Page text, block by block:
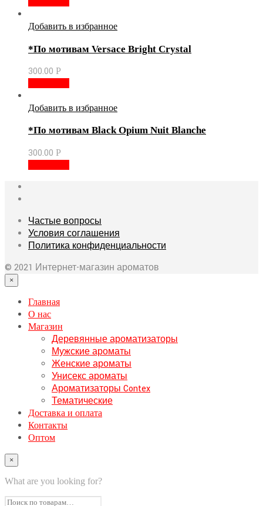
Добавить в избранное
*По мотивам Versace Bright Crystal
300.00 Р
Добавить в избранное
*По мотивам Black Opium Nuit Blanche
300.00 Р
Частые вопросы
Условия соглашения
Политика конфиденциальности
© 2021 Интернет-магазин ароматов
×
Главная
О нас
Магазин
Деревянные ароматизаторы
Мужские ароматы
Женские ароматы
Унисекс ароматы
Ароматизаторы Contex
Тематические
Доставка и оплата
Контакты
Оптом
×
What are you looking for?